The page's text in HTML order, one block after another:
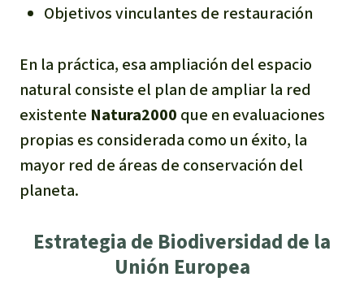
Objetivos vinculantes de restauración
En la práctica, esa ampliación del espacio
natural consiste el plan de ampliar la red
existente Natura2000 que en evaluaciones
propias es considerada como un éxito, la
mayor red de áreas de conservación del
planeta.
Estrategia de Biodiversidad de la
Unión Europea